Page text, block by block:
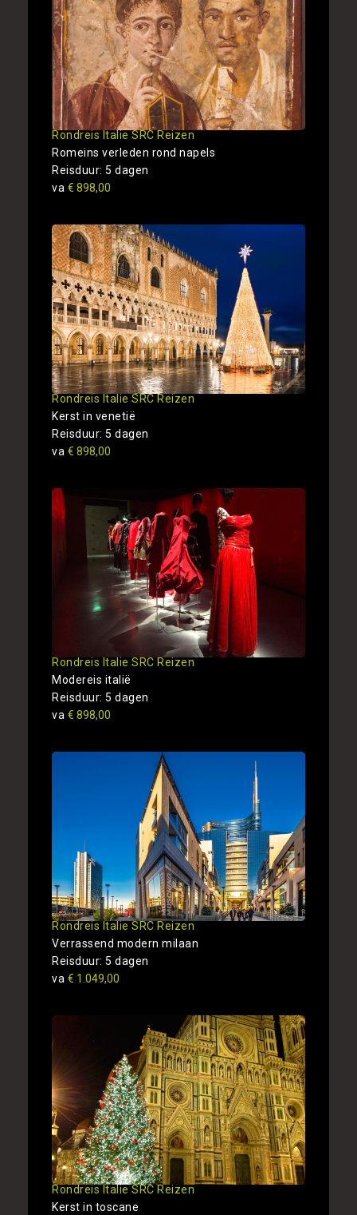
Rondreis Italie SRC Reizen
Romeins verleden rond napels
Reisduur: 5 dagen
va € 898,00
Rondreis Italie SRC Reizen
Kerst in venetië
Reisduur: 5 dagen
va € 898,00
Rondreis Italie SRC Reizen
Modereis italië
Reisduur: 5 dagen
va € 898,00
Rondreis Italie SRC Reizen
Verrassend modern milaan
Reisduur: 5 dagen
va € 1.049,00
Rondreis Italie SRC Reizen
Kerst in toscane